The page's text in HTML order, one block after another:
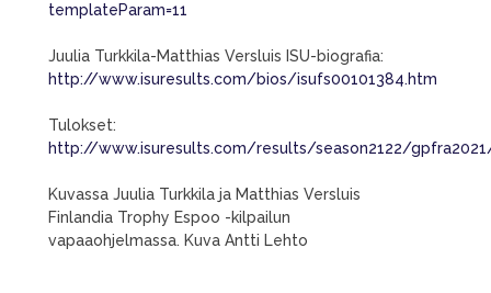
templateParam=11
Juulia Turkkila-Matthias Versluis ISU-biografia:
http://www.isuresults.com/bios/isufs00101384.htm
Tulokset:
http://www.isuresults.com/results/season2122/
Kuvassa Juulia Turkkila ja Matthias Versluis
Finlandia Trophy Espoo -kilpailun
vapaaohjelmassa. Kuva Antti Lehto